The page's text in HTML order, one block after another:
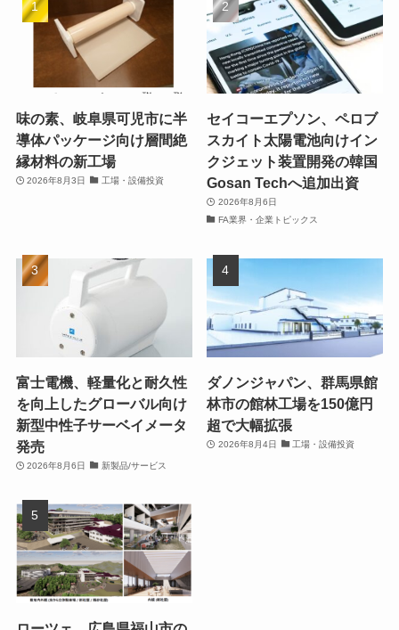
味の素、岐阜県可児市に半
導体パッケージ向け層間絶
縁材料の新工場
2026年8月3日 工場・設備投資
セイコーエプソン、ペロブ
スカイト太陽電池向けイン
クジェット装置開発の韓国
Gosan Techへ追加出資
2026年8月6日
FA業界・企業トピックス
富士電機、軽量化と耐久性
を向上したグローバル向け
新型中性子サーベイメータ
発売
2026年8月6日 新製品/サービス
ダノンジャパン、群馬県館
林市の館林工場を150億円
超で大幅拡張
2026年8月4日 工場・設備投資